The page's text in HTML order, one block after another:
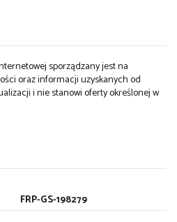
sporządzany jest na
oraz informacji uzyskanych od
i nie stanowi oferty określonej w
FRP-GS-198279